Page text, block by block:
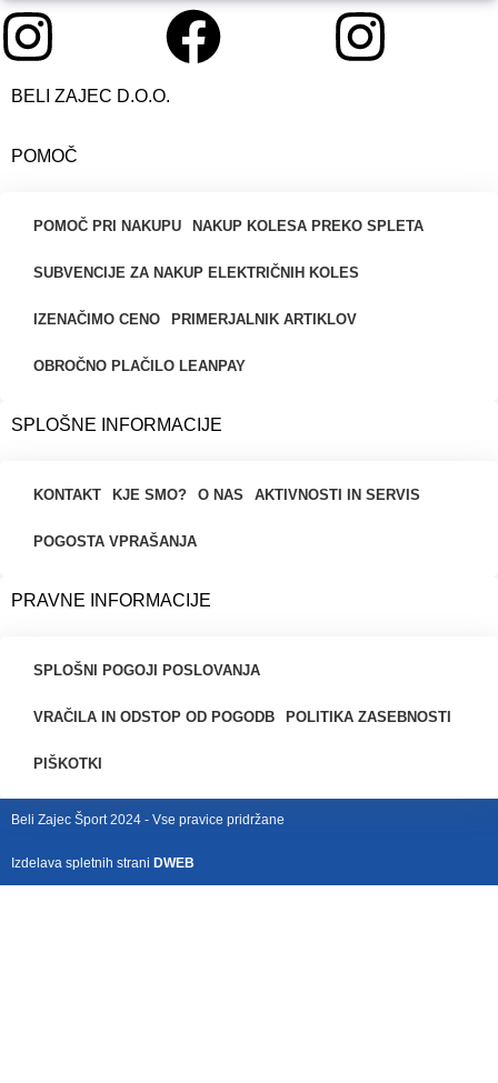
BELI ZAJEC D.O.O.
POMOČ
POMOČ PRI NAKUPU NAKUP KOLESA PREKO SPLETA
SUBVENCIJE ZA NAKUP ELEKTRIČNIH KOLES
IZENAČIMO CENO PRIMERJALNIK ARTIKLOV
OBROČNO PLAČILO LEANPAY
SPLOŠNE INFORMACIJE
KONTAKT KJE SMO? O NAS AKTIVNOSTI IN SERVIS
POGOSTA VPRAŠANJA
PRAVNE INFORMACIJE
SPLOŠNI POGOJI POSLOVANJA
VRAČILA IN ODSTOP OD POGODB POLITIKA ZASEBNOSTI
PIŠKOTKI
Beli Zajec Šport 2024 - Vse pravice pridržane
Izdelava spletnih strani DWEB